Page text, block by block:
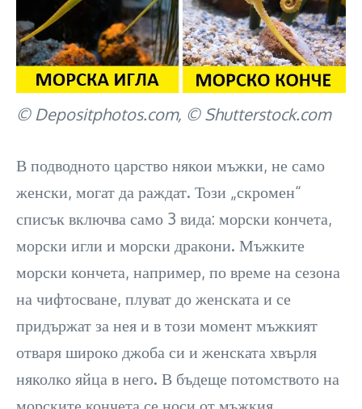
© Depositphotos.com, © Shutterstock.com
В подводното царство някои мъжки, не само
женски, могат да раждат. Този „скромен“
списък включва само 3 вида: морски кончета,
морски игли и морски дракони. Мъжките
морски кончета, например, по време на сезона
на чифтосване, плуват до женската и се
придържат за нея и в този момент мъжкият
отваря широко джоба си и женската хвърля
няколко яйца в него. В бъдеще потомството на